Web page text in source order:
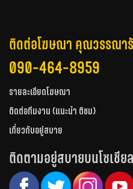
ติดต่อโฆษณา คุณวรรณา
090-464-8959
รายละเอียดโฆษณา
ติดต่อทีมงาน (แนะนำ ติชม)
เกี่ยวกับอยู่สบาย
ติดตามอยู่สบายบนโซเชีย